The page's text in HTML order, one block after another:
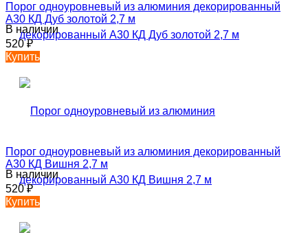
Порог одноуровневый из алюминия декорированный
А30 КД Дуб золотой 2,7 м
В наличии
520₽
Купить
Порог одноуровневый из алюминия декорированный
А30 КД Вишня 2,7 м
В наличии
520₽
Купить